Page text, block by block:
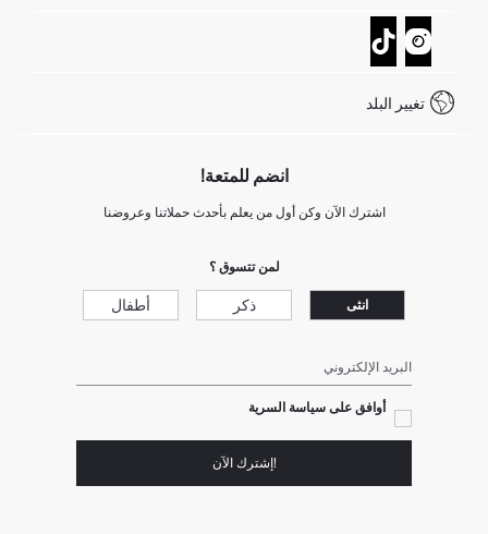
تتبع الشحنة
كيف يمكنك التسوق في ديفاكتو ؟
كيف تدفع في ديفاكتو؟
شروط المنافسة
نموذج الاتصال
خدمة العملاء
Call Center 19782
تغيير البلد
انضم للمتعة!
اشترك الآن وكن أول من يعلم بأحدث حملاتنا وعروضنا
لمن تتسوق ؟
انثى ذكر أطفال
البريد الإلكتروني
أوافق على سياسة السرية
!إشترك الآن